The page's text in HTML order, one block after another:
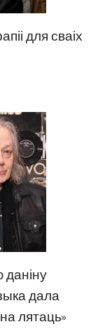
для сваіх
дала
лятаць»